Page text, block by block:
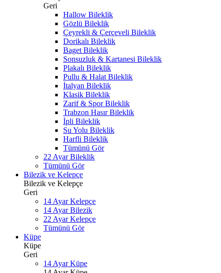
Geri
Hallow Bileklik
Gözlü Bileklik
Çeyrekli & Çerçeveli Bileklik
Dorikalı Bileklik
Baget Bileklik
Sonsuzluk & Kartanesi Bileklik
Plakalı Bileklik
Pullu & Halat Bileklik
İtalyan Bileklik
Klasik Bileklik
Zarif & Spor Bileklik
Trabzon Hasır Bileklik
İpli Bileklik
Su Yolu Bileklik
Harfli Bileklik
Tümünü Gör
22 Ayar Bileklik
Tümünü Gör
Bilezik ve Kelepçe
Bilezik ve Kelepçe
Geri
14 Ayar Kelepçe
14 Ayar Bilezik
22 Ayar Kelepçe
Tümünü Gör
Küpe
Küpe
Geri
14 Ayar Küpe